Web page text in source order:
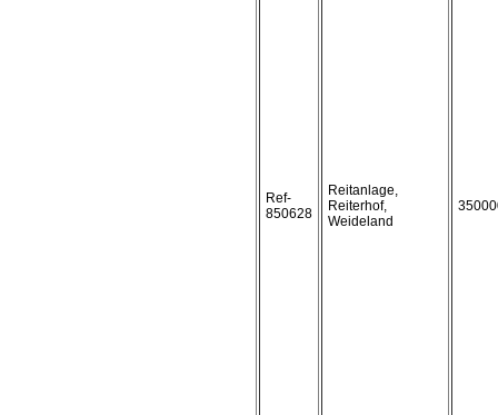
Ref-
850628
Reitanlage,
Reiterhof,
Weideland